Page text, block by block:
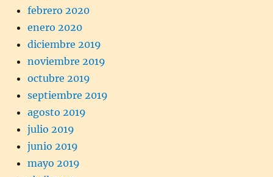
febrero 2020
enero 2020
diciembre 2019
noviembre 2019
octubre 2019
septiembre 2019
agosto 2019
julio 2019
junio 2019
mayo 2019